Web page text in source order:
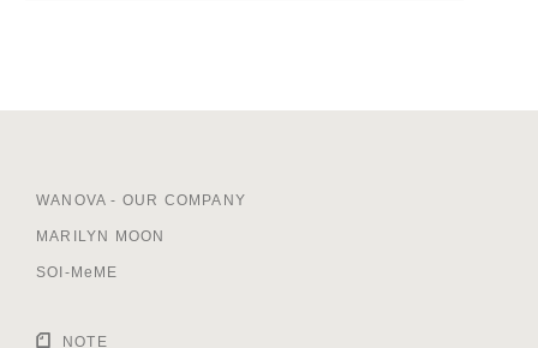
WANOVA - OUR COMPANY
MARILYN MOON
SOI-MeME
NOTE